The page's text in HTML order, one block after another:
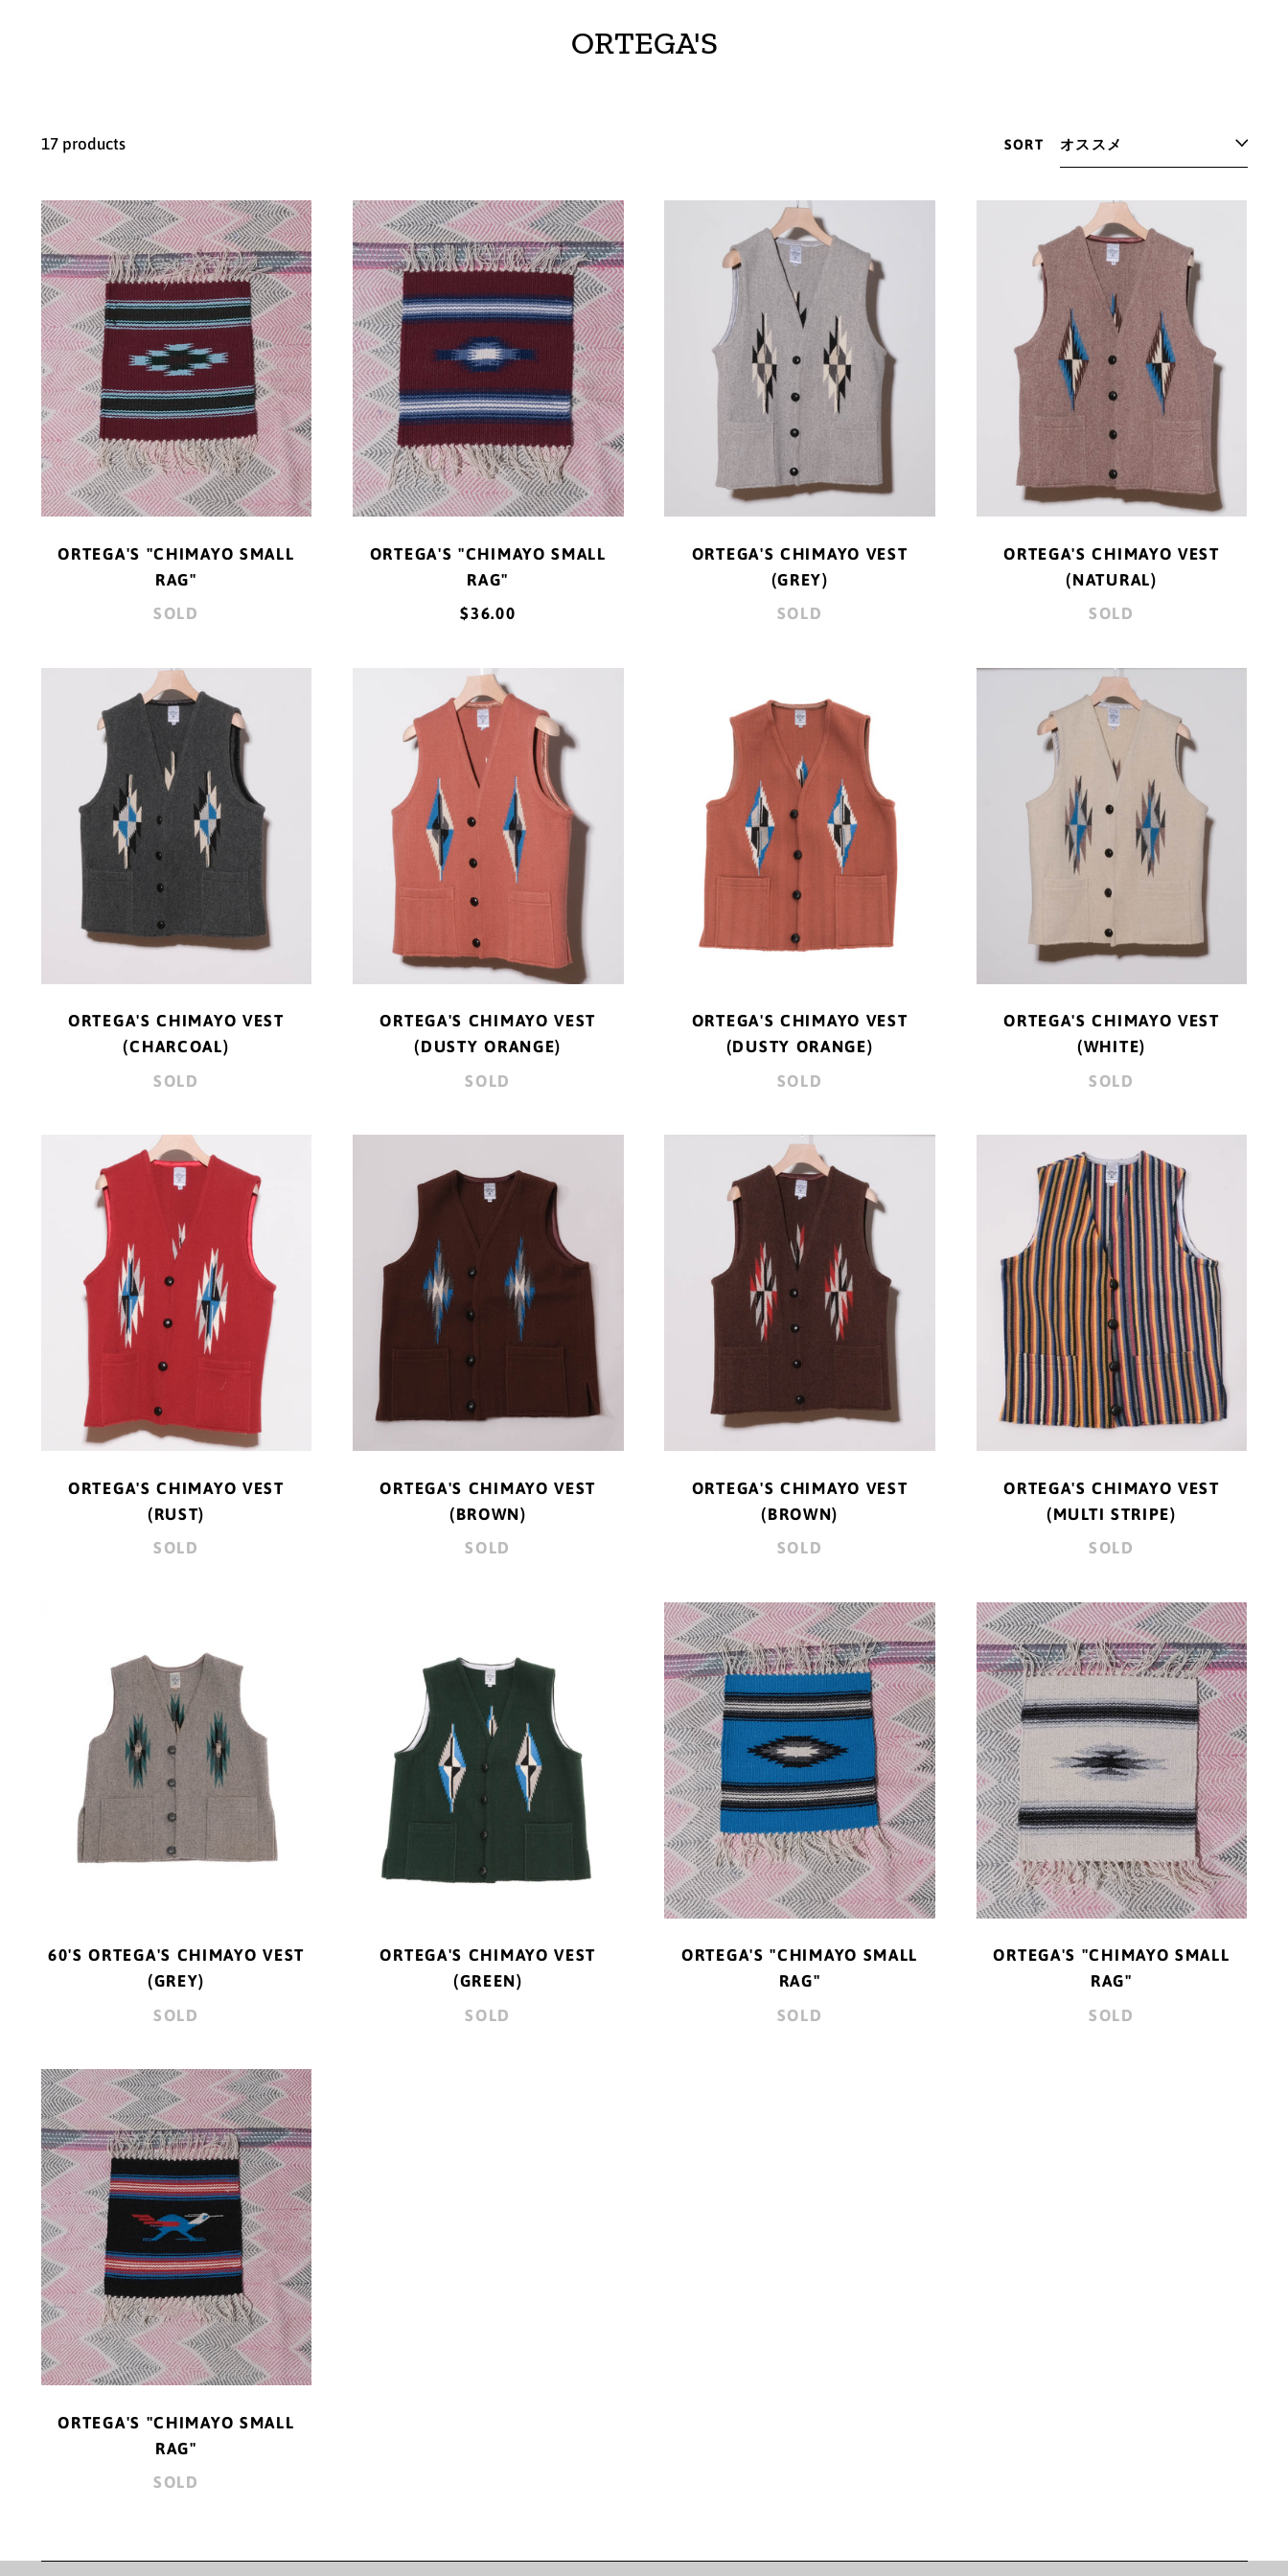
ORTEGA'S
17 products SORT
ORTEGA'S
"CHIMAYO
SMALL
RAG"
ORTEGA'S "CHIMAYO SMALL
RAG"
SOLD
ORTEGA'S
"CHIMAYO
SMALL
RAG"
ORTEGA'S "CHIMAYO SMALL
RAG"
$36.00
ORTEGA'S
CHIMAYO
VEST
(GREY)
ORTEGA'S CHIMAYO VEST
(GREY)
SOLD
ORTEGA'S
CHIMAYO
VEST
(NATURAL)
ORTEGA'S CHIMAYO VEST
(NATURAL)
SOLD
ORTEGA'S
CHIMAYO
VEST
(CHARCOAL)
ORTEGA'S CHIMAYO VEST
(CHARCOAL)
SOLD
ORTEGA'S
CHIMAYO
VEST
(DUSTY
ORANGE)
ORTEGA'S CHIMAYO VEST
(DUSTY ORANGE)
SOLD
CHIMAYO
VEST
(DUSTY
ORANGE)
ORTEGA'S CHIMAYO VEST
(DUSTY ORANGE)
SOLD
ORTEGA'S
CHIMAYO
VEST
(WHITE)
ORTEGA'S CHIMAYO VEST
(WHITE)
SOLD
ORTEGA'S
CHIMAYO
(RUST)
ORTEGA'S CHIMAYO VEST
(RUST)
SOLD
CHIMAYO
VEST
(BROWN)
ORTEGA'S CHIMAYO VEST
(BROWN)
SOLD
ORTEGA'S
CHIMAYO
VEST
(BROWN)
ORTEGA'S CHIMAYO VEST
(BROWN)
SOLD
ORTEGA'S
CHIMAYO
VEST
(MULTI
STRIPE)
ORTEGA'S CHIMAYO VEST
(MULTI STRIPE)
SOLD
CHIMAYO
VEST
(GREY)
60'S ORTEGA'S CHIMAYO VEST
(GREY)
SOLD
VEST
(GREEN)
ORTEGA'S CHIMAYO VEST
(GREEN)
SOLD
ORTEGA'S
"CHIMAYO
SMALL
RAG"
ORTEGA'S "CHIMAYO SMALL
RAG"
SOLD
ORTEGA'S
"CHIMAYO
SMALL
ORTEGA'S "CHIMAYO SMALL
RAG"
SOLD
ORTEGA'S
"CHIMAYO
SMALL
RAG"
ORTEGA'S "CHIMAYO SMALL
RAG"
SOLD
アイスランド (ISK kr)
アイルランド (EUR €)
アセンション島 (SHP
£)
アフガニスタン (AFN
アラブ首長国連邦
(AED د.إ)
アルジェリア (DZD
د.ج)
アルゼンチン (JPY ¥)
アルバ (AWG ƒ)
アルバニア (ALL L)
アルメニア (AMD դր.)
アンギラ (XCD $)
アンティグア・バーブ
イエメン (YER ﷼)
イギリス (GBP £)
イスラエル (ILS ₪)
イタリア (EUR €)
イラク (JPY ¥)
インド (INR ₹)
インドネシア (IDR Rp)
ウォリス・フツナ (XPF
Fr)
ウクライナ (UAH ₴)
ウズベキスタン (UZS
$)